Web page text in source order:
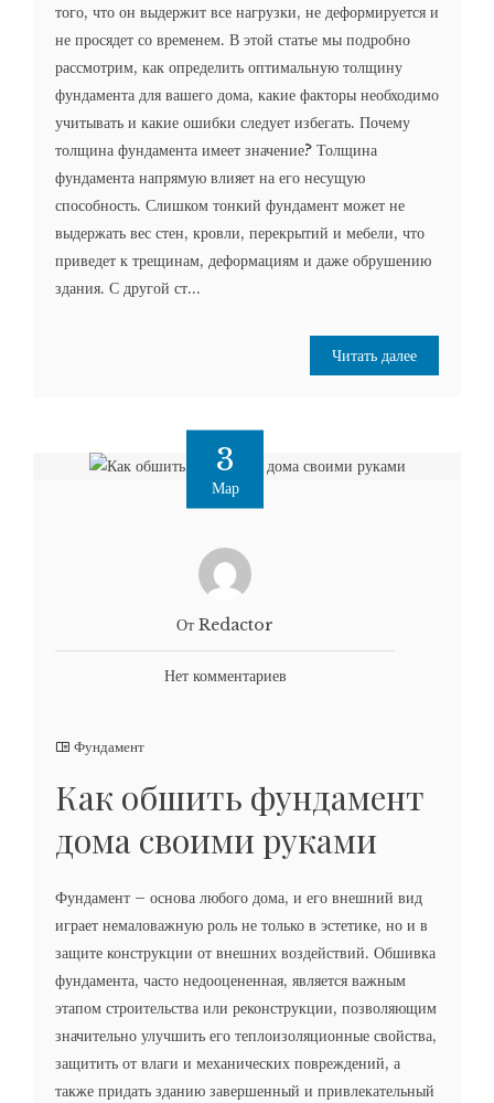
того, что он выдержит все нагрузки, не деформируется и
не просядет со временем. В этой статье мы подробно
рассмотрим, как определить оптимальную толщину
фундамента для вашего дома, какие факторы необходимо
учитывать и какие ошибки следует избегать. Почему
толщина фундамента имеет значение? Толщина
фундамента напрямую влияет на его несущую
способность. Слишком тонкий фундамент может не
выдержать вес стен, кровли, перекрытий и мебели, что
приведет к трещинам, деформациям и даже обрушению
здания. С другой ст...
Читать далее
3
Мар
От Redactor
Нет комментариев
Фундамент
Как обшить фундамент
дома своими руками
Фундамент – основа любого дома, и его внешний вид
играет немаловажную роль не только в эстетике, но и в
защите конструкции от внешних воздействий. Обшивка
фундамента, часто недооцененная, является важным
этапом строительства или реконструкции, позволяющим
значительно улучшить его теплоизоляционные свойства,
защитить от влаги и механических повреждений, а
также придать зданию завершенный и привлекательный